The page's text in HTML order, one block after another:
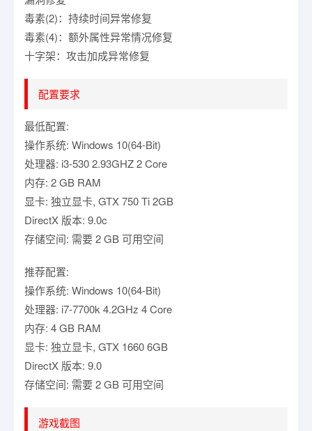
毒素(2)：持续时间异常修复
毒素(4)：额外属性异常情况修复
十字架：攻击加成异常修复
配置要求
最低配置:
操作系统: Windows 10(64-Bit)
处理器: i3-530 2.93GHZ 2 Core
内存: 2 GB RAM
显卡: 独立显卡, GTX 750 Ti 2GB
DirectX 版本: 9.0c
存储空间: 需要 2 GB 可用空间
推荐配置:
操作系统: Windows 10(64-Bit)
处理器: i7-7700k 4.2GHz 4 Core
内存: 4 GB RAM
显卡: 独立显卡, GTX 1660 6GB
DirectX 版本: 9.0
存储空间: 需要 2 GB 可用空间
游戏截图